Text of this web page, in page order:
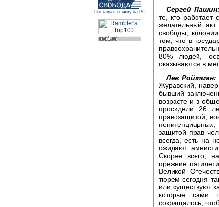
Поставьте ссылку на РС
Сергей Пашин:
те, кто
желательный
свободы,
том, что в
80% людей,
оказываются в
Лев Ройтман:
Журавский,
бывший
возрасте и в
просидели 26
правозащитой,
защитой прав
всегда, есть на
ожидают
Скорее всего,
прежние
Великой
тюрем сегодня
или существуют
которые сами
сокращалось,